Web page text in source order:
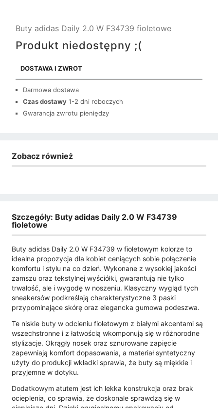
Buty adidas Daily 2.0 W F34739 fioletowe
Produkt niedostępny ;(
DOSTAWA I ZWROT
Darmowa dostawa
Czas dostawy 1-2 dni roboczych
Gwarancja zwrotu pieniędzy
Zobacz również
Szczegóły: Buty adidas Daily 2.0 W F34739
fioletowe
Buty adidas Daily 2.0 W F34739 w fioletowym kolorze to
idealna propozycja dla kobiet ceniących sobie połączenie
komfortu i stylu na co dzień. Wykonane z wysokiej jakości
zamszu oraz tekstylnej wyściółki, gwarantują nie tylko
trwałość, ale i wygodę w noszeniu. Klasyczny wygląd tych
sneakersów podkreślają charakterystyczne 3 paski
przypominające skórę oraz elegancka gumowa podeszwa.
Te niskie buty w odcieniu fioletowym z białymi akcentami są
wszechstronne i z łatwością wkomponują się w różnorodne
stylizacje. Okrągły nosek oraz sznurowane zapięcie
zapewniają komfort dopasowania, a materiał syntetyczny
użyty do produkcji wkładki sprawia, że buty są miękkie i
przyjemne w dotyku.
Dodatkowym atutem jest ich lekka konstrukcja oraz brak
ocieplenia, co sprawia, że doskonale sprawdzą się w